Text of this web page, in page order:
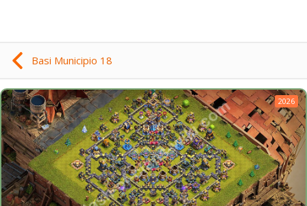
Basi Municipio 18
2026